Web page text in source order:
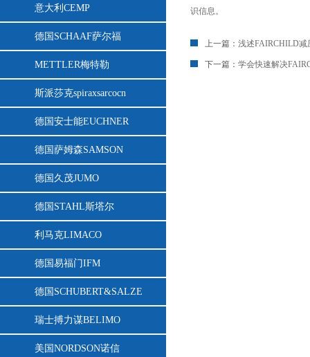
意大利CEMP
德国SCHAAF萨尔福
METTLER梅特勒
斯派莎克spiraxsarcocn
德国安士能EUCHNER
德国萨姆森SAMSON
德国久茂JUMO
德国STAHL斯塔尔
利马克LIMACO
德国易福门IFM
德国SCHUBERT&SALZE
瑞士搏力谋BELIMO
美国NORDSON诺信
识信息。
上一篇： 浅述FAIRCHILD减
下一篇： 学会快速解决